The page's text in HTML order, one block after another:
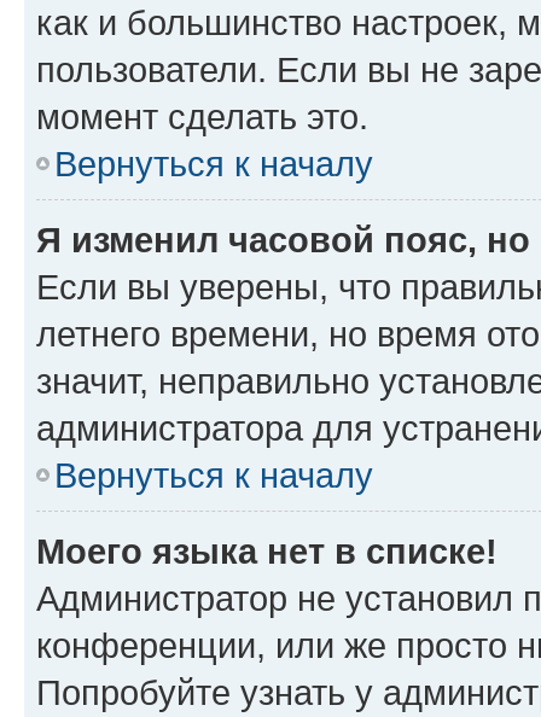
как и большинство настроек,
пользователи. Если вы не
момент сделать это.
Вернуться к началу
Я изменил часовой пояс,
Если вы уверены, что
летнего времени, но время
значит, неправильно
администратора для
Вернуться к началу
Моего языка нет в списке!
Администратор не установил
конференции, или же просто
Попробуйте узнать у